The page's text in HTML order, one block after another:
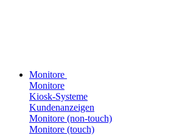
Monitore
Monitore
Kiosk-Systeme
Kundenanzeigen
Monitore (non-touch)
Monitore (touch)